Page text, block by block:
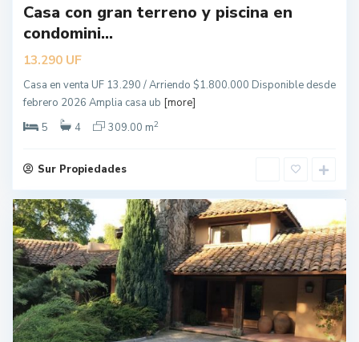
Casa con gran terreno y piscina en
condomini...
13.290 UF
Casa en venta UF 13.290 / Arriendo $1.800.000 Disponible desde
febrero 2026 Amplia casa ub [more]
5
4 309.00 m2
Sur Propiedades